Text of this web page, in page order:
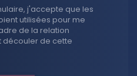
j'accepte que les
utilisées pour me
de la relation
découler de cette